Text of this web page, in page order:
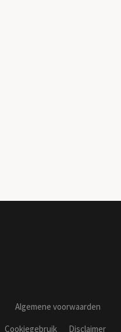
Algemene voorwaarden
Cookiegebruik Disclaimer